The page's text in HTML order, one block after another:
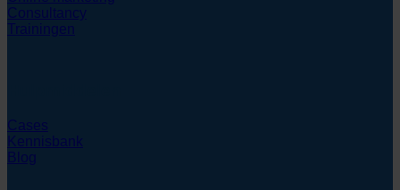
Consultancy
Trainingen
Cases
Kennisbank
Blog